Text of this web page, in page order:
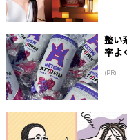
整い
率よ
(PR)